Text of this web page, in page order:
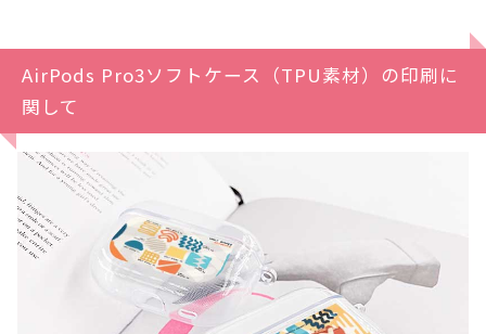
AirPods Pro3ソフトケース（TPU素材）の印刷に
関して